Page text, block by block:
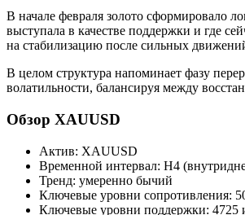
В начале февраля золото сформировало
выступала в качестве поддержки и где
на стабилизацию после сильных
В целом структура напоминает фазу
волатильности, балансируя между
Обзор XAUUSD
Актив: XAUUSD
Временной интервал: H4
Тренд: умеренно бычий
Ключевые уровни сопротивления:
Ключевые уровни поддержки: 4725